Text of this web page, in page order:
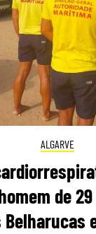
ALGARVE
de
Belharucas